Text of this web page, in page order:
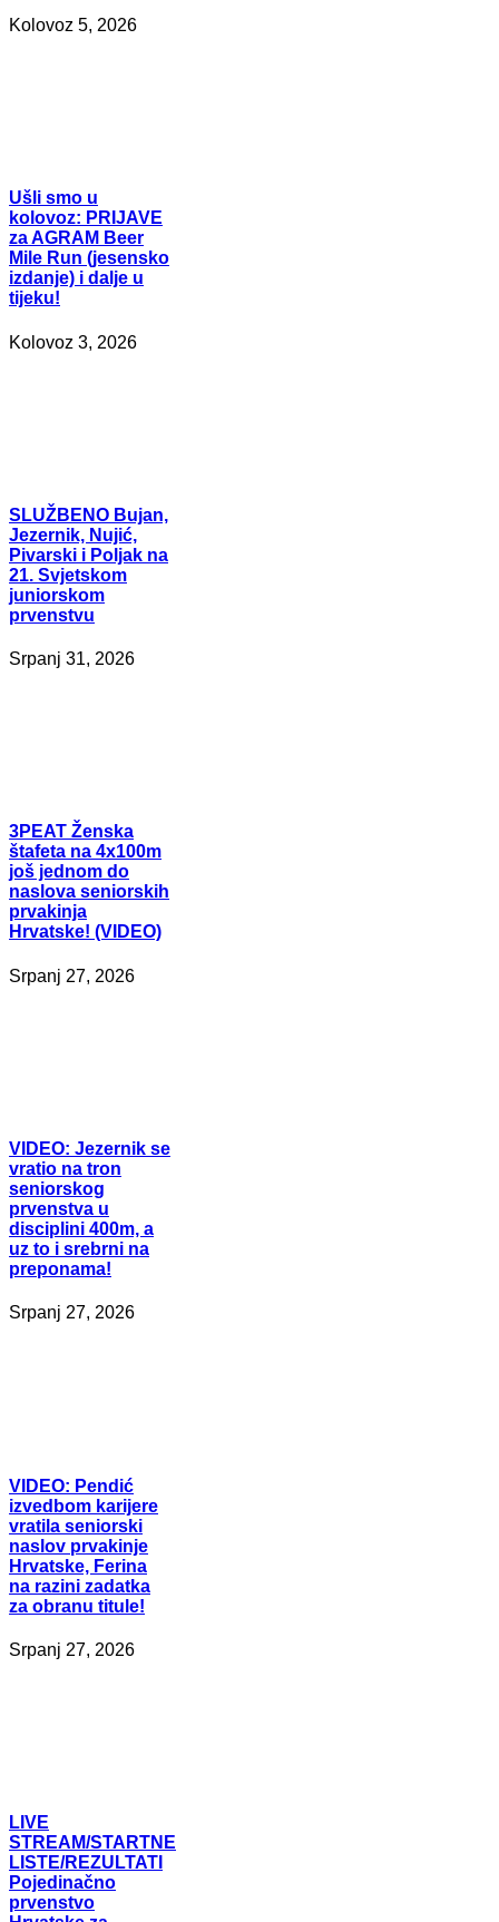
Kolovoz 5, 2026
Ušli smo u
kolovoz: PRIJAVE
za AGRAM Beer
Mile Run (jesensko
izdanje) i dalje u
tijeku!
Kolovoz 3, 2026
SLUŽBENO Bujan,
Jezernik, Nujić,
Pivarski i Poljak na
21. Svjetskom
juniorskom
prvenstvu
Srpanj 31, 2026
3PEAT Ženska
štafeta na 4x100m
još jednom do
naslova seniorskih
prvakinja
Hrvatske! (VIDEO)
Srpanj 27, 2026
VIDEO: Jezernik se
vratio na tron
seniorskog
prvenstva u
disciplini 400m, a
uz to i srebrni na
preponama!
Srpanj 27, 2026
VIDEO: Pendić
izvedbom karijere
vratila seniorski
naslov prvakinje
Hrvatske, Ferina
na razini zadatka
za obranu titule!
Srpanj 27, 2026
LIVE
STREAM/STARTNE
LISTE/REZULTATI
Pojedinačno
prvenstvo